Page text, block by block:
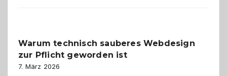
den
Logikrätseln
Warum technisch sauberes Webdesign
zur Pflicht geworden ist
7. März 2026